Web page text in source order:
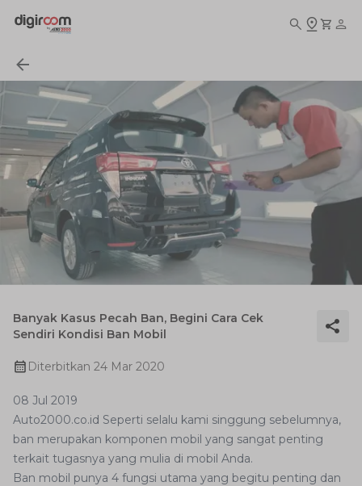
Banyak Kasus Pecah Ban, Begini Cara Cek
Sendiri Kondisi Ban Mobil
Diterbitkan 24 Mar 2020
08 Jul 2019
Auto2000.co.id Seperti selalu kami singgung sebelumnya,
ban merupakan komponen mobil yang sangat penting
terkait tugasnya yang mulia di mobil Anda.
Ban mobil punya 4 fungsi utama yang begitu penting dan